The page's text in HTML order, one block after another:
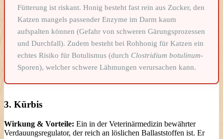
Fütterung ist riskant. Honig besteht fast rein aus Zucker, den
Katzen mangels passender Enzyme im Darm kaum
aufspalten können (Gefahr von schweren Gärungsprozessen
und Durchfall). Zudem besteht bei Rohhonig für Katzen ein
echtes Risiko für Botulismus (durch Clostridium botulinum-
Sporen), welcher schwere Lähmungen verursachen kann.
3. Kürbis
Wirkung & Vorteile: Ein in der Veterinärmedizin bewährter
Verdauungsregulator, der reich an löslichen Ballaststoffen ist. Er